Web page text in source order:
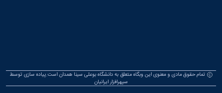
تمام حقوق مادی و معنوی این وبگاه متعلق به دانشگاه بوعلی سینا همدان است.پیاده سازی توسط
سپهرافزار ایرانیان